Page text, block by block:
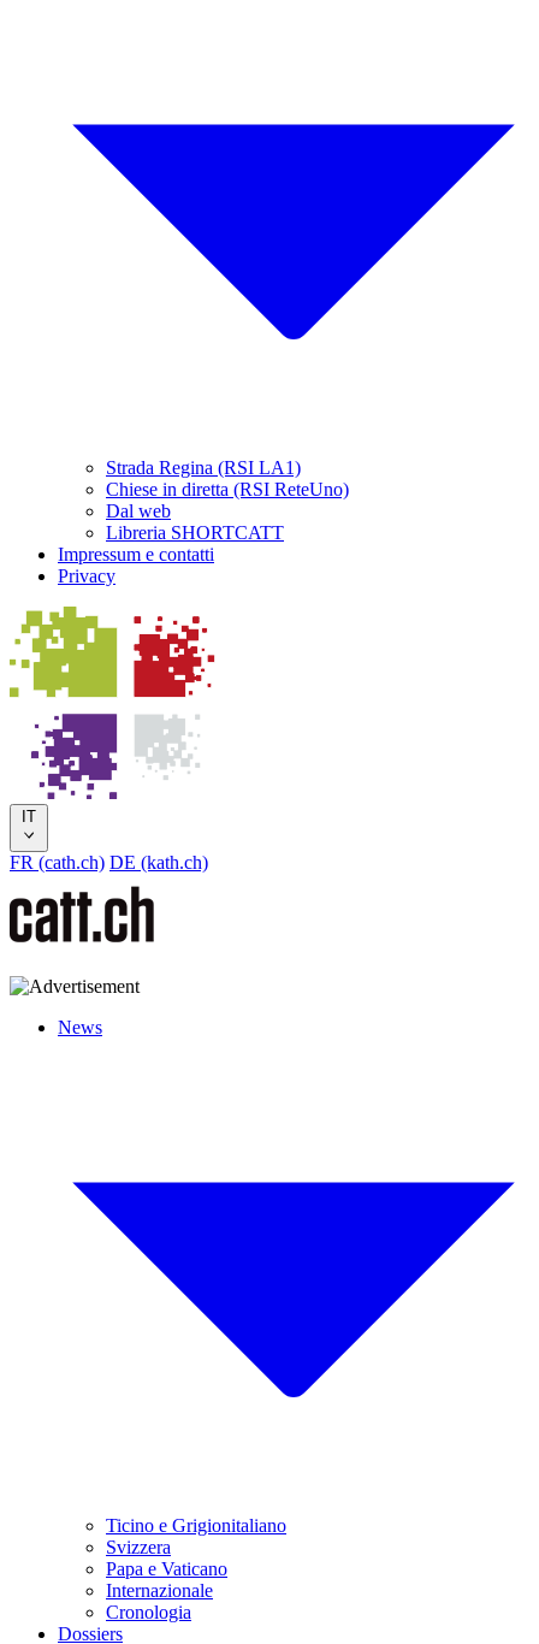
Strada Regina (RSI LA1)
Chiese in diretta (RSI ReteUno)
Dal web
Libreria SHORTCATT
Impressum e contatti
Privacy
IT
FR (cath.ch) DE (kath.ch)
News
Ticino e Grigionitaliano
Svizzera
Papa e Vaticano
Internazionale
Cronologia
Dossiers